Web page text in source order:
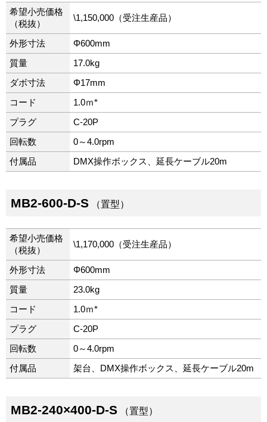
希望小売価格
（税抜）
\1,150,000（受注生産品）
外形寸法 Φ600mm
質量 17.0kg
ダボ寸法 Φ17mm
コード 1.0ｍ*
プラグ C-20P
回転数 0～4.0rpm
付属品 DMX操作ボックス、延長ケーブル20m
MB2-600-D-S （置型）
希望小売価格
（税抜）
\1,170,000（受注生産品）
外形寸法 Φ600mm
質量 23.0kg
コード 1.0ｍ*
プラグ C-20P
回転数 0～4.0rpm
付属品 架台、DMX操作ボックス、延長ケーブル20m
MB2-240×400-D-S （置型）